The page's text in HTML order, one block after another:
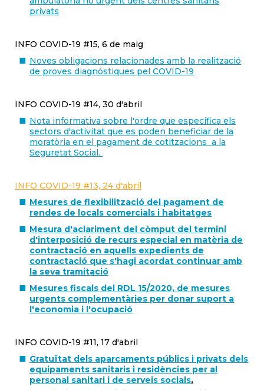
privats
INFO COVID-19 #15, 6 de maig
Noves obligacions relacionades amb la realització
de proves diagnòstiques pel COVID-19
INFO COVID-19 #14, 30 d'abril
Nota informativa sobre l'ordre que especifica els
sectors d'activitat que es poden beneficiar de la
moratòria en el pagament de cotitzacions a la
Seguretat Social.
INFO COVID-19 #13, 24 d'abril
Mesures de flexibilització del pagament de
rendes de locals comercials i habitatges
Mesura d'aclariment del còmput del termini
d'interposició de recurs especial en matèria de
contractació en aquells expedients de
contractació que s'hagi acordat continuar amb
la seva tramitació
Mesures fiscals del RDL 15/2020, de mesures
urgents complementàries per donar suport a
l'economia i l'ocupació
INFO COVID-19 #11, 17 d'abril
Gratuïtat dels aparcaments públics i privats dels
equipaments sanitaris i residències per al
personal sanitari i de serveis socials.